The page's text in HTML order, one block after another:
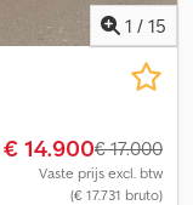
1 / 15
€ 14.900€ 17.000
Vaste prijs excl. btw
(€ 17.731 bruto)